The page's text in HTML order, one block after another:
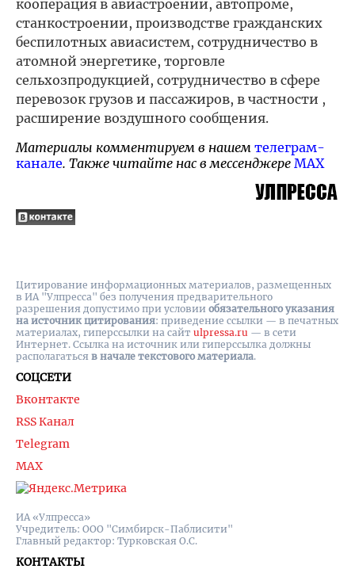
кооперация в авиастроении, автопроме,
станкостроении, производстве гражданских
беспилотных авиасистем, сотрудничество в
атомной энергетике, торговле
сельхозпродукцией, сотрудничество в сфере
перевозок грузов и пассажиров, в частности ,
расширение воздушного сообщения.
Материалы комментируем в нашем телеграм-
канале. Также читайте нас в мессенджере MAX
ИА «Улпресса»
Учредитель: ООО "Симбирск-Паблисити"
Главный редактор: Турковская О.С.
КОНТАКТЫ
СОЦСЕТИ
Вконтакте
RSS Канал
Telegram
MAX
Цитирование информационных материалов, размещенных
в ИА "Улпресса" без получения предварительного
разрешения допустимо при условии обязательного указания
на источник цитирования: приведение ссылки — в печатных
материалах, гиперссылки на cайт ulpressa.ru — в сети
Интернет. Ссылка на источник или гиперссылка должны
располагаться в начале текстового материала.